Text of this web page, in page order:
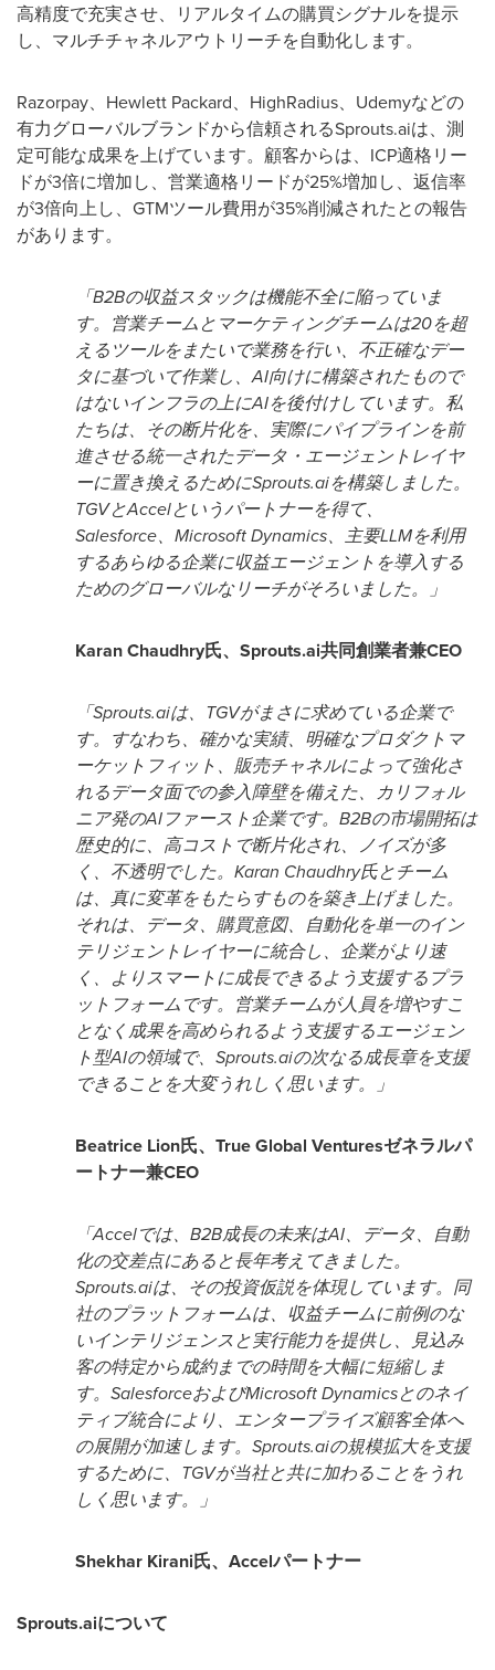
高精度で充実させ、リアルタイムの購買シグナルを提示
し、マルチチャネルアウトリーチを自動化します。
Razorpay、Hewlett Packard、HighRadius、Udemyなどの
有力グローバルブランドから信頼されるSprouts.aiは、測
定可能な成果を上げています。顧客からは、ICP適格リー
ドが3倍に増加し、営業適格リードが25%増加し、返信率
が3倍向上し、GTMツール費用が35%削減されたとの報告
があります。
「B2Bの収益スタックは機能不全に陥っていま
す。営業チームとマーケティングチームは20を超
えるツールをまたいで業務を行い、不正確なデー
タに基づいて作業し、AI向けに構築されたもので
はないインフラの上にAIを後付けしています。私
たちは、その断片化を、実際にパイプラインを前
進させる統一されたデータ・エージェントレイヤ
ーに置き換えるためにSprouts.aiを構築しました。
TGVとAccelというパートナーを得て、
Salesforce、Microsoft Dynamics、主要LLMを利用
するあらゆる企業に収益エージェントを導入する
ためのグローバルなリーチがそろいました。」
Karan Chaudhry氏、Sprouts.ai共同創業者兼CEO
「Sprouts.aiは、TGVがまさに求めている企業で
す。すなわち、確かな実績、明確なプロダクトマ
ーケットフィット、販売チャネルによって強化さ
れるデータ面での参入障壁を備えた、カリフォル
ニア発のAIファースト企業です。B2Bの市場開拓は
歴史的に、高コストで断片化され、ノイズが多
く、不透明でした。Karan Chaudhry氏とチーム
は、真に変革をもたらすものを築き上げました。
それは、データ、購買意図、自動化を単一のイン
テリジェントレイヤーに統合し、企業がより速
く、よりスマートに成長できるよう支援するプラ
ットフォームです。営業チームが人員を増やすこ
となく成果を高められるよう支援するエージェン
ト型AIの領域で、Sprouts.aiの次なる成長章を支援
できることを大変うれしく思います。」
Beatrice Lion氏、True Global Venturesゼネラルパ
ートナー兼CEO
「Accelでは、B2B成長の未来はAI、データ、自動
化の交差点にあると長年考えてきました。
Sprouts.aiは、その投資仮説を体現しています。同
社のプラットフォームは、収益チームに前例のな
いインテリジェンスと実行能力を提供し、見込み
客の特定から成約までの時間を大幅に短縮しま
す。SalesforceおよびMicrosoft Dynamicsとのネイ
ティブ統合により、エンタープライズ顧客全体へ
の展開が加速します。Sprouts.aiの規模拡大を支援
するために、TGVが当社と共に加わることをうれ
しく思います。」
Shekhar Kirani氏、Accelパートナー
Sprouts.aiについて